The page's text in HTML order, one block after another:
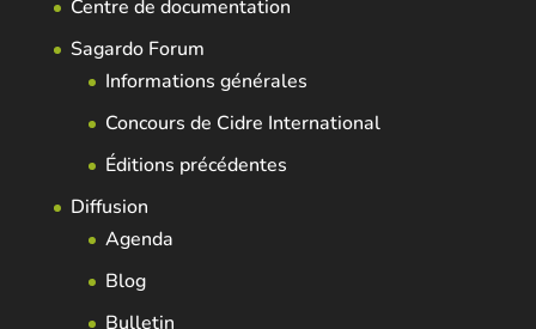
Centre de documentation
Sagardo Forum
Informations générales
Concours de Cidre International
Éditions précédentes
Diffusion
Agenda
Blog
Bulletin